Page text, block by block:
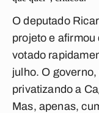
O deputado
projeto e afirmou
votado
julho. O
privatizando a
Mas, apenas,